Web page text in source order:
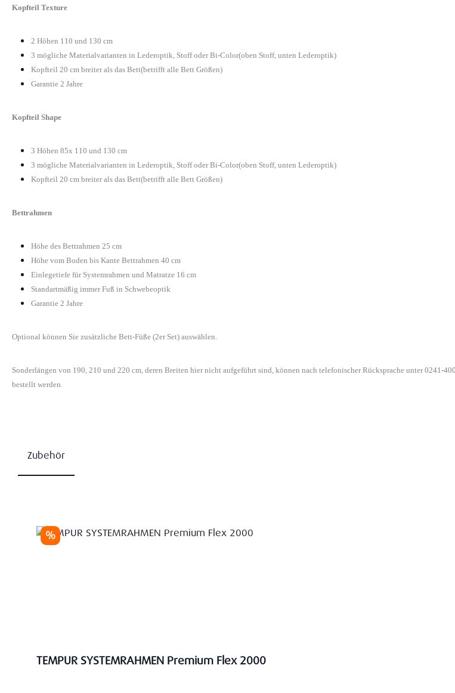
Kopfteil Texture
2 Höhen 110 und 130 cm
3 mögliche Materialvarianten in Lederoptik, Stoff oder Bi-Color(oben Stoff, unten Lederoptik)
Kopfteil 20 cm breiter als das Bett(betrifft alle Bett Größen)
Garantie 2 Jahre
Kopfteil Shape
3 Höhen 85x 110 und 130 cm
3 mögliche Materialvarianten in Lederoptik, Stoff oder Bi-Color(oben Stoff, unten Lederoptik)
Kopfteil 20 cm breiter als das Bett(betrifft alle Bett Größen)
Bettrahmen
Höhe des Bettrahmen 25 cm
Höhe vom Boden bis Kante Bettrahmen 40 cm
Einlegetiefe für Systemrahmen und Matratze 16 cm
Standartmäßig immer Fuß in Schwebeoptik
Garantie 2 Jahre
Optional können Sie zusätzliche Bett-Füße (2er Set) auswählen.
Sonderlängen von 190, 210 und 220 cm, deren Breiten hier nicht aufgeführt sind, können nach telefonischer Rücksprache unter 0241-
bestellt werden.
Zubehör
Rabatt
%
TEMPUR SYSTEMRAHMEN Premium Flex 2000